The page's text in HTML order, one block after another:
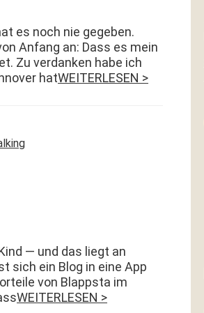
es noch nie gegeben.
Anfang an: Dass es mein
Zu ver­danken habe ich
hatWEITERLESEN >
— und das liegt an
sich ein Blog in eine App
von Blapp­s­ta im
WEITERLESEN >